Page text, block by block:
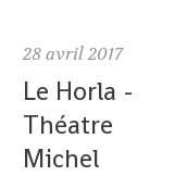
28 avril 2017
Le Horla -
Théatre
Michel